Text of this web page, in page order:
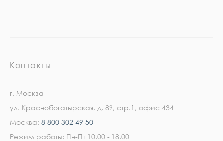
Контакты
г. Москва
ул. Краснобогатырская, д. 89, стр.1, офис 434
Москва: 8 800 302 49 50
Режим работы: Пн-Пт 10.00 - 18.00